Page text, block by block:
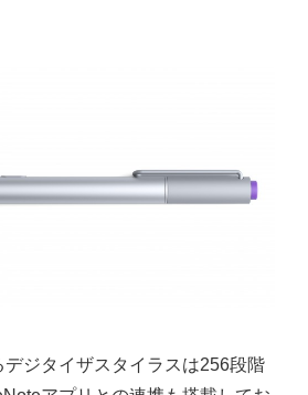
ジタイザスタイラスは256段階